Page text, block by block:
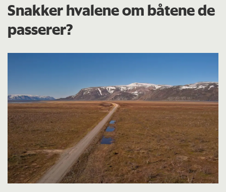
Snakker hvalene om båtene de
passerer?